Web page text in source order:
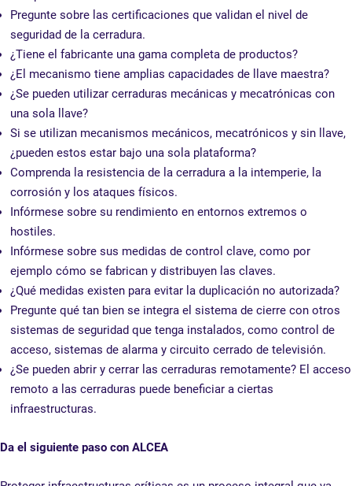
Pregunte sobre las certificaciones que validan el nivel de
seguridad de la cerradura.
¿Tiene el fabricante una gama completa de productos?
¿El mecanismo tiene amplias capacidades de llave maestra?
¿Se pueden utilizar cerraduras mecánicas y mecatrónicas con
una sola llave?
Si se utilizan mecanismos mecánicos, mecatrónicos y sin llave,
¿pueden estos estar bajo una sola plataforma?
Comprenda la resistencia de la cerradura a la intemperie, la
corrosión y los ataques físicos.
Infórmese sobre su rendimiento en entornos extremos o
hostiles.
Infórmese sobre sus medidas de control clave, como por
ejemplo cómo se fabrican y distribuyen las claves.
¿Qué medidas existen para evitar la duplicación no autorizada?
Pregunte qué tan bien se integra el sistema de cierre con otros
sistemas de seguridad que tenga instalados, como control de
acceso, sistemas de alarma y circuito cerrado de televisión.
¿Se pueden abrir y cerrar las cerraduras remotamente? El acceso
remoto a las cerraduras puede beneficiar a ciertas
infraestructuras.
Da el siguiente paso con ALCEA